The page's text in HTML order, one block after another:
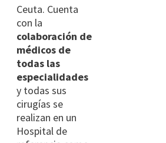
Ceuta. Cuenta
con la
colaboración de
médicos de
todas las
especialidades
y todas sus
cirugías se
realizan en un
Hospital de